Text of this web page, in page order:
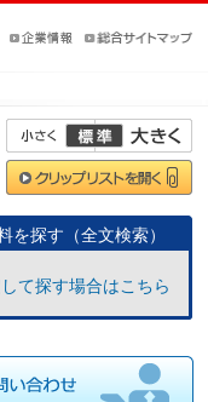
を探す（全文検索）
て探す場合はこちら